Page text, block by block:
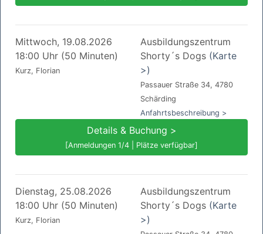
Mittwoch, 19.08.2026
18:00 Uhr (50 Minuten)
Kurz, Florian
Ausbildungszentrum
Shorty´s Dogs (Karte
>)
Passauer Straße 34, 4780
Schärding
Anfahrtsbeschreibung >
Details & Buchung >
[Anmeldungen 1/4 | Plätze verfügbar]
Dienstag, 25.08.2026
18:00 Uhr (50 Minuten)
Kurz, Florian
Ausbildungszentrum
Shorty´s Dogs (Karte
>)